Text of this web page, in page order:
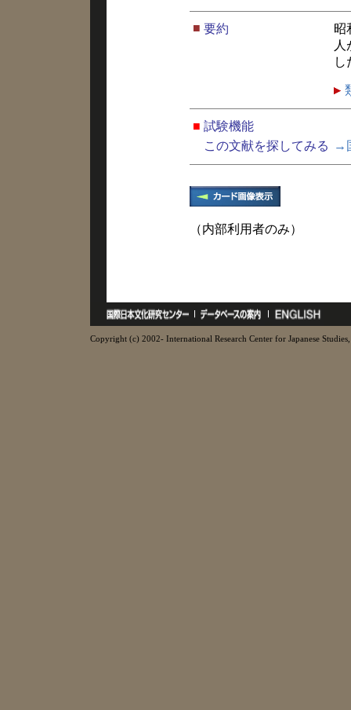
■ 要約
昭
人
し
■ 試験機能
この文献を探してみる
→
（内部利用者のみ）
Copyright (c) 2002- International Research Center for Japanese